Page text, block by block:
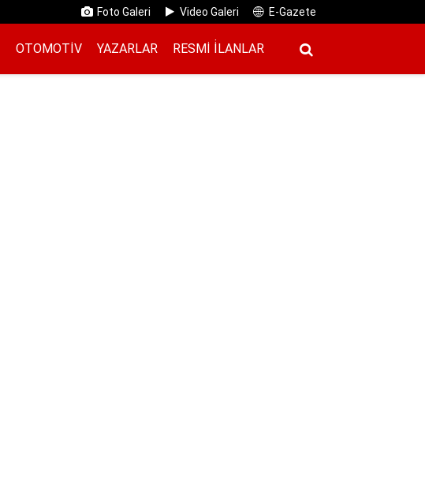
Foto Galeri Video Galeri E-Gazete
OTOMOTIV YAZARLAR RESMI İ̇LANLAR